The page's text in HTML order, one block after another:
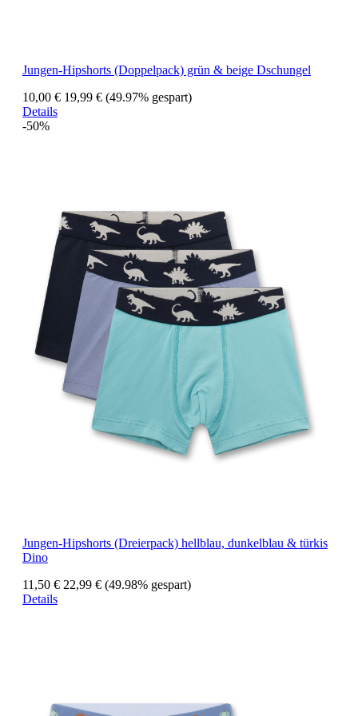
Jungen-Hipshorts (Doppelpack) grün & beige Dschungel
10,00 € 19,99 € (49.97% gespart)
Details
-50%
Jungen-Hipshorts (Dreierpack) hellblau, dunkelblau & türkis
Dino
11,50 € 22,99 € (49.98% gespart)
Details